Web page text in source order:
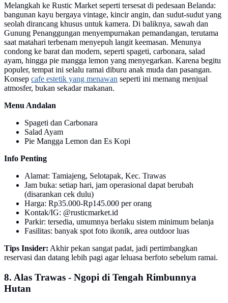
Melangkah ke Rustic Market seperti tersesat di pedesaan Belanda:
bangunan kayu bergaya vintage, kincir angin, dan sudut-sudut yang
seolah dirancang khusus untuk kamera. Di baliknya, sawah dan
Gunung Penanggungan menyempurnakan pemandangan, terutama
saat matahari terbenam menyepuh langit keemasan. Menunya
condong ke barat dan modern, seperti spageti, carbonara, salad
ayam, hingga pie mangga lemon yang menyegarkan. Karena begitu
populer, tempat ini selalu ramai diburu anak muda dan pasangan.
Konsep cafe estetik yang menawan seperti ini memang menjual
atmosfer, bukan sekadar makanan.
Menu Andalan
Spageti dan Carbonara
Salad Ayam
Pie Mangga Lemon dan Es Kopi
Info Penting
Alamat: Tamiajeng, Selotapak, Kec. Trawas
Jam buka: setiap hari, jam operasional dapat berubah
(disarankan cek dulu)
Harga: Rp35.000-Rp145.000 per orang
Kontak/IG: @rusticmarket.id
Parkir: tersedia, umumnya berlaku sistem minimum belanja
Fasilitas: banyak spot foto ikonik, area outdoor luas
Tips Insider: Akhir pekan sangat padat, jadi pertimbangkan
reservasi dan datang lebih pagi agar leluasa berfoto sebelum ramai.
8. Alas Trawas - Ngopi di Tengah Rimbunnya
Hutan